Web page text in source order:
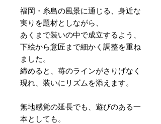
福岡・糸島の風景に通じる、身近な
実りを題材としながら、
あくまで装いの中で成立するよう、
下絵から意匠まで細かく調整を重ね
ました。
締めると、苺のラインがさりげなく
現れ、装いにリズムを添えます。
無地感覚の延長でも、遊びのある一
本としても。